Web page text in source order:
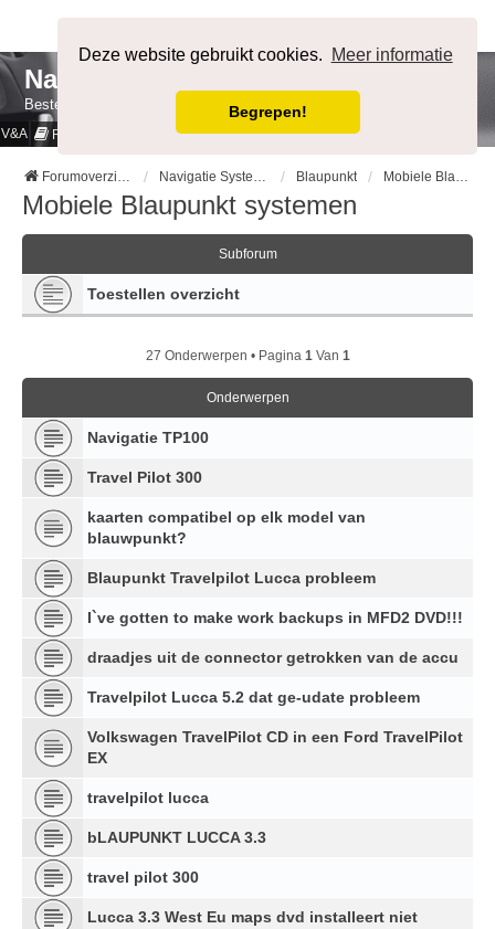
Deze website gebruikt cookies. Meer informatie
Begrepen!
NavigatieForum
Bestemming bereikt.
V&A Regels
Forumoverzicht Navigatie Systemen op merk Blaupunkt Mobiele Blaupunkt systemen
Mobiele Blaupunkt systemen
Subforum
Toestellen overzicht
27 Onderwerpen • Pagina 1Van 1
Onderwerpen
Navigatie TP100
Travel Pilot 300
kaarten compatibel op elk model van
blauwpunkt?
Blaupunkt Travelpilot Lucca probleem
I`ve gotten to make work backups in MFD2 DVD!!!
draadjes uit de connector getrokken van de accu
Travelpilot Lucca 5.2 dat ge-udate probleem
Volkswagen TravelPilot CD in een Ford TravelPilot
EX
travelpilot lucca
bLAUPUNKT LUCCA 3.3
travel pilot 300
Lucca 3.3 West Eu maps dvd installeert niet